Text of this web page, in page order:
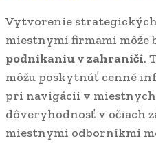
Vytvorenie
miestnymi firmami môže
podnikaniu v zahraničí.
môžu poskytnúť cenné
pri navigácii v
dôveryhodnosť v očiach
miestnymi odborníkmi